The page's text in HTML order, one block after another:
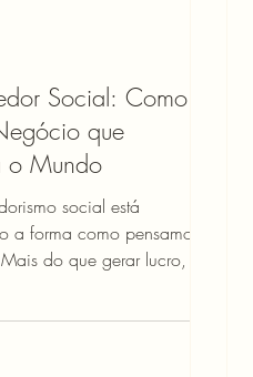
Social: Como
que
o Mundo
social está
a forma como pensamos
do que gerar lucro, um